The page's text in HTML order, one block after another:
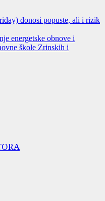
donosi popuste, ali i rizik
energetske obnove i
škole Zrinskih i